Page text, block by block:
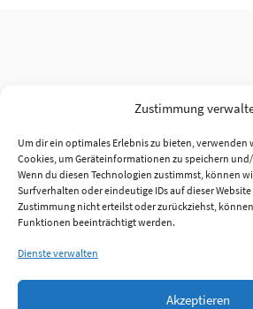
Zustimmung
Um dir ein optimales Erlebnis zu bieten, verwenden
Cookies, um Geräteinformationen zu speichern
Wenn du diesen Technologien zustimmst, können
Surfverhalten oder eindeutige IDs auf dieser
Zustimmung nicht erteilst oder zurückziehst,
Funktionen beeinträchtigt werden.
Dienste verwalten
Akzeptieren